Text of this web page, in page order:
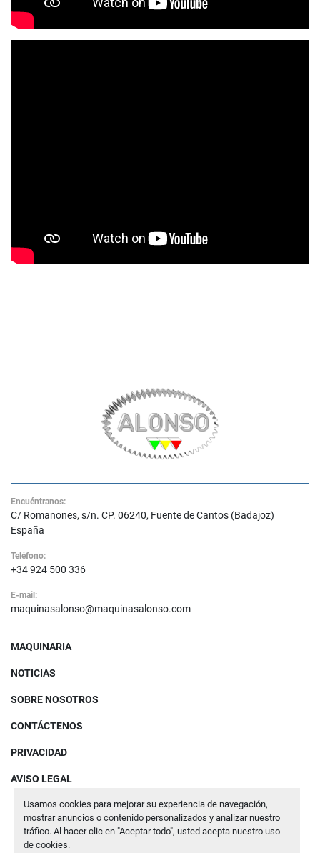
Usamos cookies para mejorar su experiencia de navegación,
mostrar anuncios o contenido personalizados y analizar nuestro
tráfico. Al hacer clic en "Aceptar todo", usted acepta nuestro uso
de cookies.
Encuéntranos:
C/ Romanones, s/n. CP. 06240, Fuente de Cantos (Badajoz)
España
Teléfono:
+34 924 500 336
E-mail:
maquinasalonso@maquinasalonso.com
MAQUINARIA
NOTICIAS
SOBRE NOSOTROS
CONTÁCTENOS
PRIVACIDAD
AVISO LEGAL
Administrar cookies